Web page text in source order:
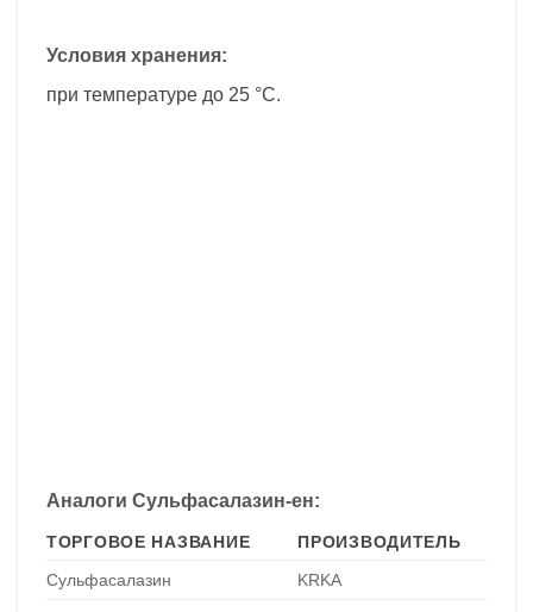
Условия хранения:
при температуре до 25 °C.
Аналоги Сульфасалазин-ен:
ТОРГОВОЕ НАЗВАНИЕ
ПРОИЗВОДИТЕЛЬ
Сульфасалазин
KRKA